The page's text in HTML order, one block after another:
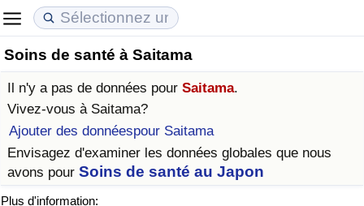
Soins de santé à Saitama
Il n'y a pas de données pour Saitama.
Vivez-vous à Saitama?
Ajouter des donnéespour Saitama
Envisagez d'examiner les données globales que nous
avons pour Soins de santé au Japon
Plus d'information:
Coût de la vie
Indice du Coût de la Vie (Actuel)
Indice du Coût de la Vie
Indice du coût de la vie par pays
Prix de l'immobilier
Indice des Prix de l'immobilier (Actuel)
Indice des Prix de l'immobilier
Indice des Prix de l'immobilier par Pays
Qualité de Vie
Indice de Qualité de Vie
Indice de Qualité de Vie (Actuel)
Indice de qualité de vie par pays